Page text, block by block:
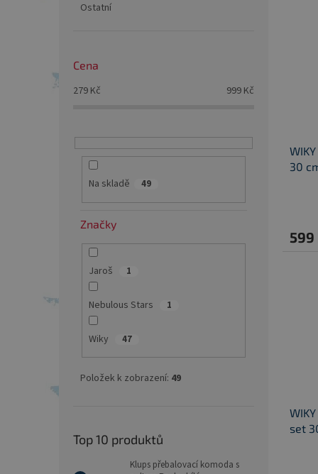
Ostatní
Cena
279 Kč 999 Kč
Na skladě 49
Značky
Jaroš 1
Nebulous Stars 1
Wiky 47
Položek k zobrazení: 49
Top 10 produktů
Klups přebalovací komoda s
30
599
set